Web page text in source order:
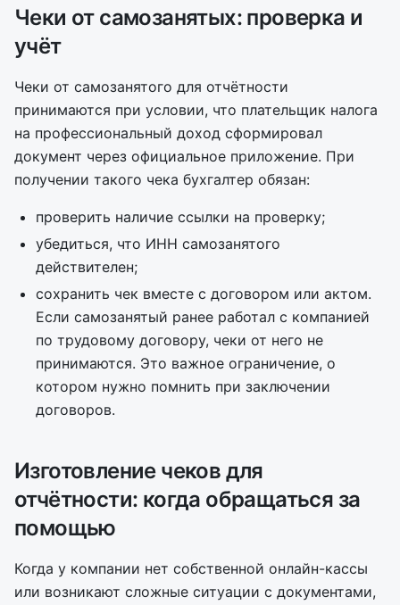
Чеки от самозанятых: проверка и
учёт
Чеки от самозанятого для отчётности
принимаются при условии, что плательщик налога
на профессиональный доход сформировал
документ через официальное приложение. При
получении такого чека бухгалтер обязан:
проверить наличие ссылки на проверку;
убедиться, что ИНН самозанятого
действителен;
сохранить чек вместе с договором или актом.
Если самозанятый ранее работал с компанией
по трудовому договору, чеки от него не
принимаются. Это важное ограничение, о
котором нужно помнить при заключении
договоров.
Изготовление чеков для
отчётности: когда обращаться за
помощью
Когда у компании нет собственной онлайн-кассы
или возникают сложные ситуации с документами,